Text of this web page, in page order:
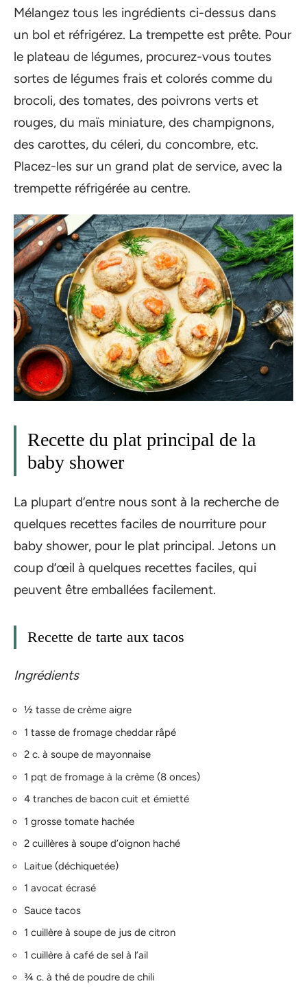
Mélangez tous les ingrédients ci-dessus dans
un bol et réfrigérez. La trempette est prête. Pour
le plateau de légumes, procurez-vous toutes
sortes de légumes frais et colorés comme du
brocoli, des tomates, des poivrons verts et
rouges, du maïs miniature, des champignons,
des carottes, du céleri, du concombre, etc.
Placez-les sur un grand plat de service, avec la
trempette réfrigérée au centre.
Recette du plat principal de la
baby shower
La plupart d’entre nous sont à la recherche de
quelques recettes faciles de nourriture pour
baby shower, pour le plat principal. Jetons un
coup d’œil à quelques recettes faciles, qui
peuvent être emballées facilement.
Recette de tarte aux tacos
Ingrédients
½ tasse de crème aigre
1 tasse de fromage cheddar râpé
2 c. à soupe de mayonnaise
1 pqt de fromage à la crème (8 onces)
4 tranches de bacon cuit et émietté
1 grosse tomate hachée
2 cuillères à soupe d’oignon haché
Laitue (déchiquetée)
1 avocat écrasé
Sauce tacos
1 cuillère à soupe de jus de citron
1 cuillère à café de sel à l’ail
¾ c. à thé de poudre de chili